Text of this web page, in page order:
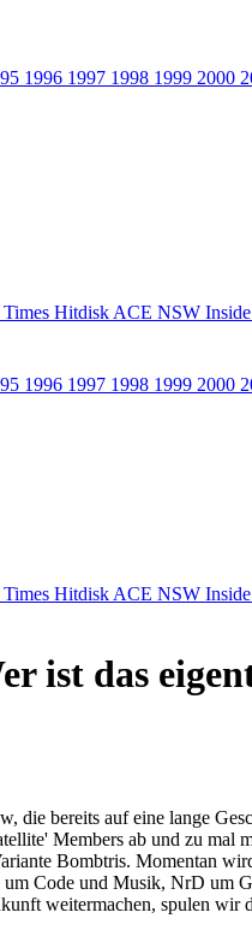
1996 1997 1998 1999 2000
Hitdisk ACE NSW
1996 1997 1998 1999 2000
Hitdisk ACE NSW
ist das
die bereits auf eine lange
Members ab und zu
Bombtris. Momentan
Code und Musik, NrD um
weitermachen, spulen wir